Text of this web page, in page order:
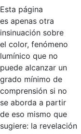
Esta página
es apenas otra
insinuación sobre
el color, fenómeno
lumínico que no
puede alcanzar un
grado mínimo de
comprensión si no
se aborda a partir
de eso mismo que
sugiere: la revelación